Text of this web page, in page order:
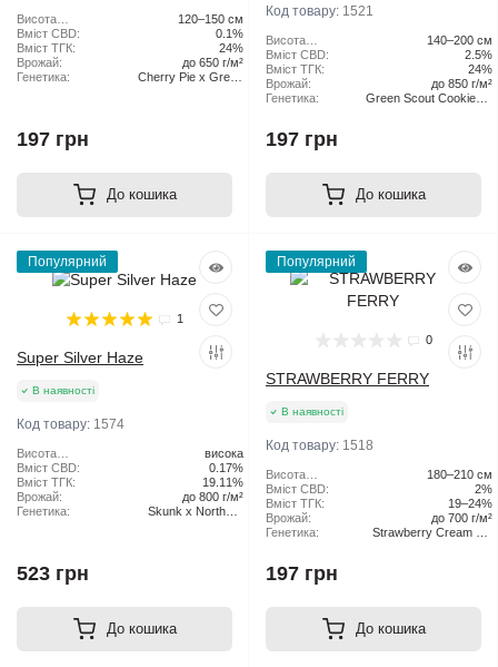
Висота
рослини:
120–150 см
Вміст CBD:
0.1%
Вміст ТГК:
24%
Врожай:
до 650 г/м²
Генетика:
Cherry Pie x Green
197 грн
До кошика
Код товару: 1521
Висота
рослини:
140–200 см
Вміст CBD:
2.5%
Вміст ТГК:
24%
Врожай:
до 850 г/м²
Генетика:
Green Scout Cookies x
197 грн
До кошика
Популярний
1
Super Silver Haze
В наявності
Код товару: 1574
Висота
рослини:
висока
Вміст CBD:
0.17%
Вміст ТГК:
19.11%
Врожай:
до 800 г/м²
Генетика:
Skunk x Northern
523 грн
До кошика
Популярний
0
STRAWBERRY FERRY
В наявності
Код товару: 1518
Висота
рослини:
180–210 см
Вміст CBD:
2%
Вміст ТГК:
19–24%
Врожай:
до 700 г/м²
Генетика:
Strawberry Cream Pie
197 грн
До кошика